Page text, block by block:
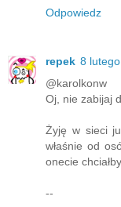
Odpowiedz
repek 8
@karolkonw
Oj, nie zabijaj
Żyję w sieci
właśnie od
onecie
--